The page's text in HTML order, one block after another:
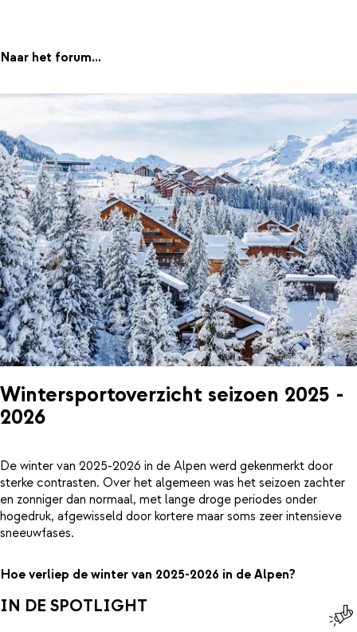
Naar het forum...
Wintersportoverzicht seizoen 2025 -
2026
De winter van 2025-2026 in de Alpen werd gekenmerkt door
sterke contrasten. Over het algemeen was het seizoen zachter
en zonniger dan normaal, met lange droge periodes onder
hogedruk, afgewisseld door kortere maar soms zeer intensieve
sneeuwfases.
Hoe verliep de winter van 2025-2026 in de Alpen?
IN DE SPOTLIGHT